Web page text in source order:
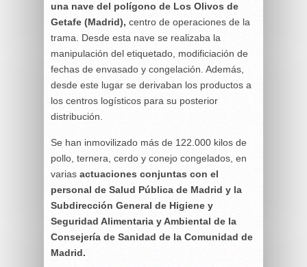
una nave del polígono de Los Olivos de
Getafe (Madrid), centro de operaciones de la
trama. Desde esta nave se realizaba la
manipulación del etiquetado, modificiación de
fechas de envasado y congelación. Además,
desde este lugar se derivaban los productos a
los centros logísticos para su posterior
distribución.
Se han inmovilizado más de 122.000 kilos de
pollo, ternera, cerdo y conejo congelados, en
varias actuaciones conjuntas con el
personal de Salud Pública de Madrid y la
Subdirección General de Higiene y
Seguridad Alimentaria y Ambiental de la
Consejería de Sanidad de la Comunidad de
Madrid.